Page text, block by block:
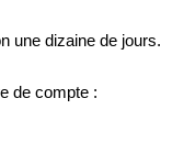
une dizaine de jours.
de compte :